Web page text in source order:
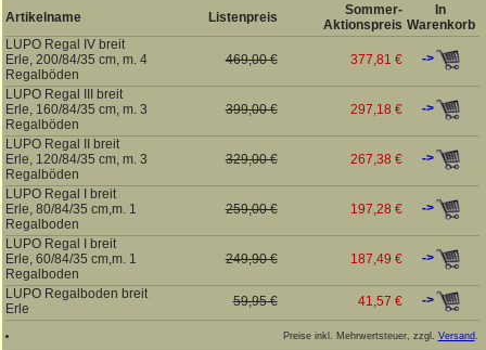
Artikelname Listenpreis
Sommer-
Aktionspreis
In
Warenkorb
LUPO Regal IV breit
Erle, 200/84/35 cm, m. 4
Regalböden
469,00 € 377,81 € ->
LUPO Regal III breit
Erle, 160/84/35 cm, m. 3
Regalböden
399,00 € 297,18 € ->
LUPO Regal II breit
Erle, 120/84/35 cm, m. 3
Regalböden
329,00 € 267,38 € ->
LUPO Regal I breit
Erle, 80/84/35 cm,m. 1
Regalboden
259,00 € 197,28 € ->
LUPO Regal I breit
Erle, 60/84/35 cm,m. 1
Regalboden
249,90 € 187,49 € ->
LUPO Regalboden breit
Erle
59,95 € 41,57 € ->
Preise inkl. Mehrwertsteuer, zzgl. Versand